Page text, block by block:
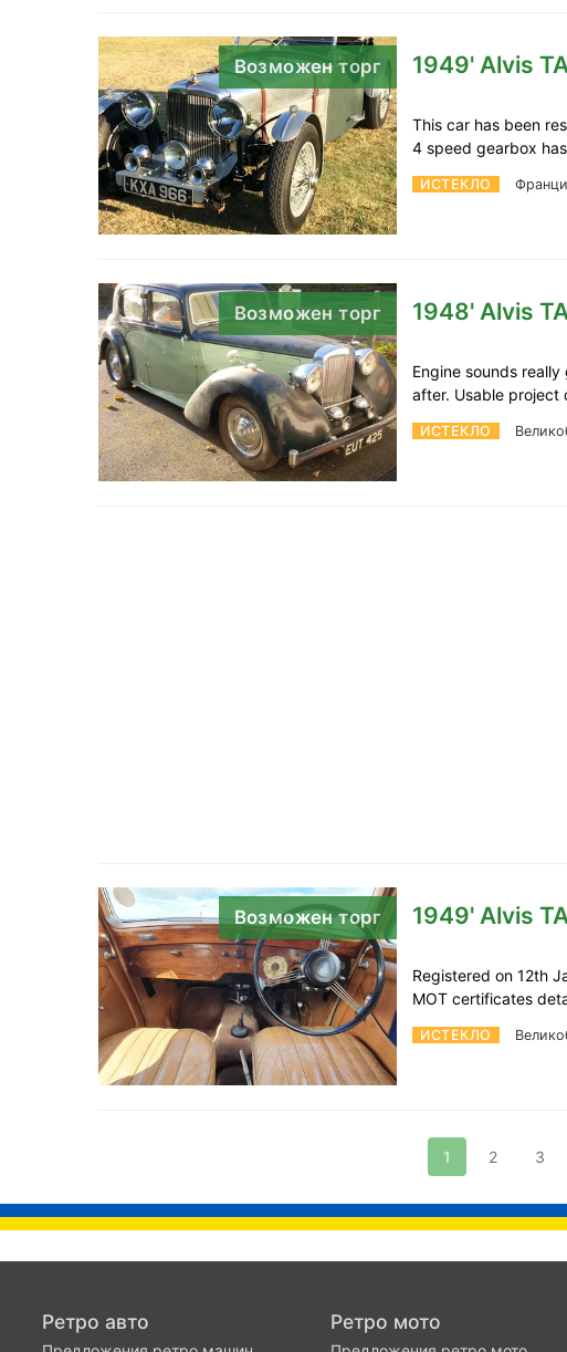
Возможен торг 1949' Alvis
ИСТЕКЛО
This car has been
4 speed gearbox
Возможен торг 1948' Alvis
ИСТЕКЛО
Engine sounds
after. Usable project
Возможен торг 1949' Alvis
ИСТЕКЛО
Registered on 12th
MOT certificates
1 2 3
Ретро авто Ретро мото